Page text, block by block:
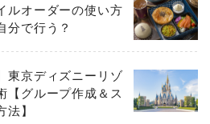
ルオーダーの使い方
で行う？
東京ディズニーリゾ
【グループ作成＆ス
】